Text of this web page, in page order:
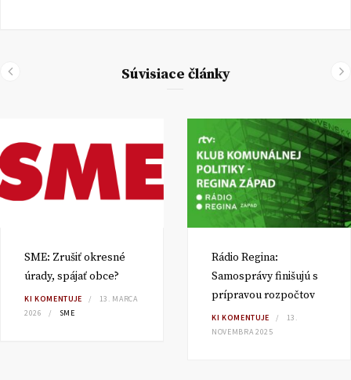
Súvisiace články
SME: Zrušiť okresné
úrady, spájať obce?
KI KOMENTUJE
13. MARCA
2026
SME
Rádio Regina:
Samosprávy finišujú s
prípravou rozpočtov
KI KOMENTUJE
13.
NOVEMBRA 2025